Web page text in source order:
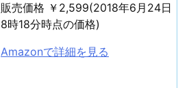
販売価格 ￥2,599(2018年6月24日
8時18分時点の価格)
Amazonで詳細を見る